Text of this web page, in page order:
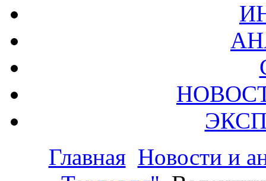
Главная Новости и